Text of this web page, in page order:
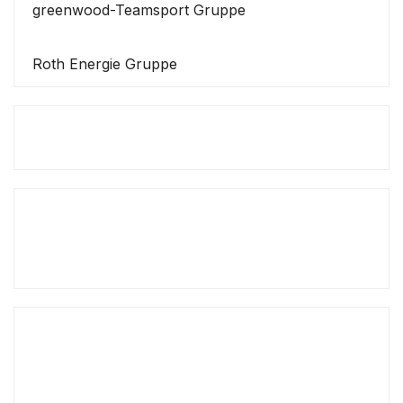
greenwood-Teamsport Gruppe
Roth Energie Gruppe